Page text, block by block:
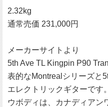
2.32kg
通常売価 231,000円
メーカーサイトより
5th Ave TL Kingpin P90
表的なMontrealシリーズと
エレクトリックギターです
ウボディは、カナディアン